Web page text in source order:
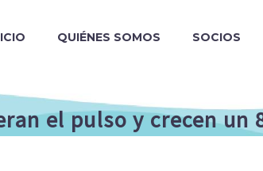
QUIÉNES SOMOS SOCIOS
el pulso y crecen